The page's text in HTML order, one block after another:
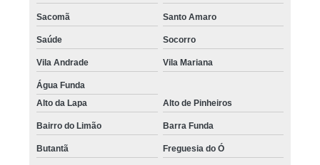
micropigmentação capilar 4d valor Vila Andrade
micropigmentação capilar fio a fio valor Jabaquara
onde fazer micropigmentação capilar cabelo grande Saúde
micropigmentação capilar cabelo grande valor Liberdade
onde fazer micropigmentação cabelos Itapecerica da Serra
Sacomã Santo Amaro
Saúde Socorro
Vila Andrade Vila Mariana
Água Funda
Alto da Lapa
Alto de Pinheiros
Bairro do Limão Barra Funda
Butantã Freguesia do Ó